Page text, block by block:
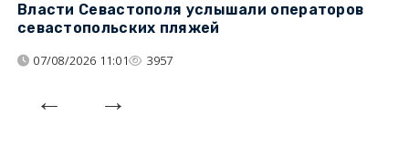
Власти Севастополя услышали операторов
севастопольских пляжей
07/08/2026 11:01 3957